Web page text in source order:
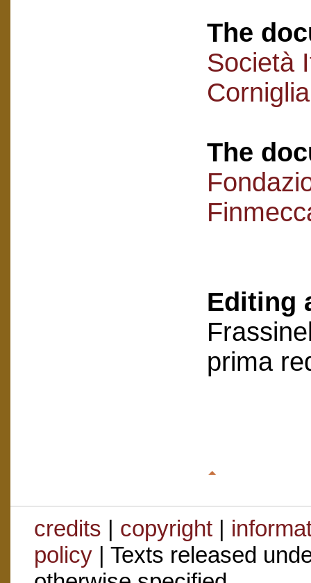
The
Società
The
Editing
prima
credits | copyright|
policy| Texts released